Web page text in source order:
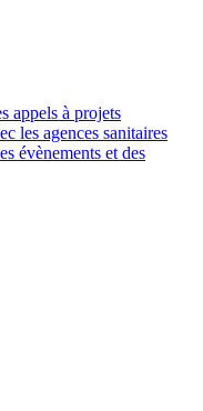
appels à projets
les agences sanitaires
évènements et des